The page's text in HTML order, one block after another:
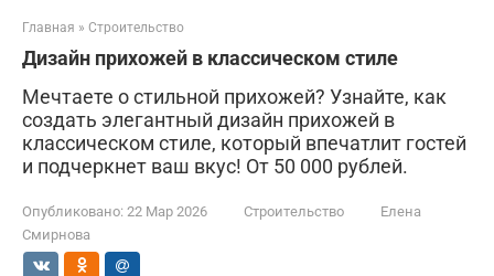
Главная » Строительство
Дизайн прихожей в классическом стиле
Мечтаете о стильной прихожей? Узнайте, как
создать элегантный дизайн прихожей в
классическом стиле, который впечатлит гостей
и подчеркнет ваш вкус! От 50 000 рублей.
Опубликовано: 22 Мар 2026 Строительство
Елена
Смирнова